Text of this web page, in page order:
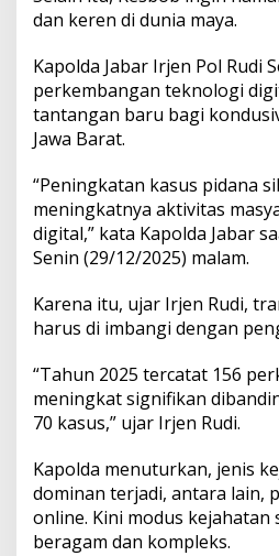
i
g
M
e
n
j
o
l
p
a
a
2
0
5
dan keren di dunia maya.
Kapolda Jabar Irjen Pol Rudi
perkembangan teknologi
tantangan baru bagi
Jawa Barat.
“Peningkatan kasus pidana
meningkatnya aktivitas
digital,” kata Kapolda Jabar
Senin (29/12/2025) malam.
Karena itu, ujar Irjen Rudi,
harus di imbangi dengan
“Tahun 2025 tercatat 156
meningkat signifikan
70 kasus,” ujar Irjen Rudi.
Kapolda menuturkan, jenis
dominan terjadi, antara lain,
online. Kini modus kejahatan
beragam dan kompleks.